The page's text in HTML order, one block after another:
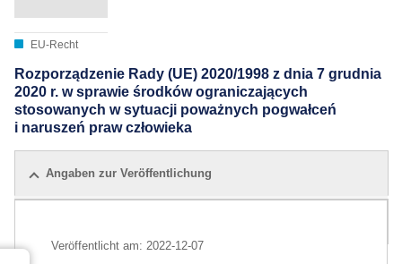
EU-Recht
Rozporządzenie Rady (UE) 2020/1998 z dnia 7 grudnia
2020 r. w sprawie środków ograniczających
stosowanych w sytuacji poważnych pogwałceń
i naruszeń praw człowieka
Angaben zur Veröffentlichung
Veröffentlicht am: 2022-12-07